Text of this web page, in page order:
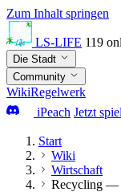
Zum Inhalt springen
LS-LIFE 119
Die Stadt
Community
WikiRegelwerk
iPeach Jetzt
Start
Wiki
Wirtschaft
Recycling —